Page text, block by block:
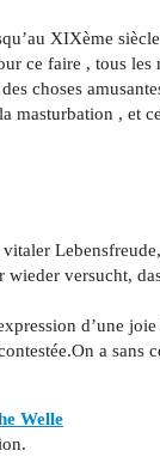
XIXème
ce faire , tous
choses
masturbation , et
versucht,
d’une
a sans
Welle